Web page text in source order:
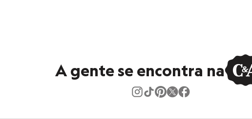
A gente se encontra na